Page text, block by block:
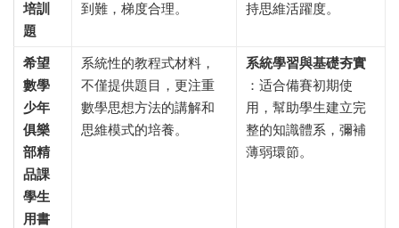
培訓
題
到難，梯度合理。
持思維活躍度。
希望
數學
少年
俱樂
部精
品課
學生
用書
系統性的教程式材料，
不僅提供題目，更注重
數學思想方法的講解和
思維模式的培養。
系統學習與基礎夯實
：适合備賽初期使
用，幫助學生建立完
整的知識體系，彌補
薄弱環節。